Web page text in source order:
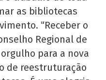
as bibliotecas
“Receber o
Regional de
para a nova
de reestruturação